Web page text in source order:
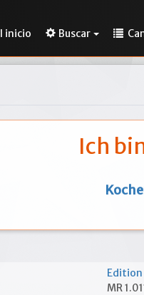
inicio Buscar
Ich
Edition
MR